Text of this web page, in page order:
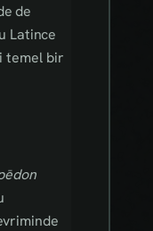
de
Latince
temel bir